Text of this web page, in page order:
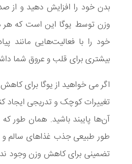
بدن خود را افزایش دهید و از
خود را با فعالیت‌هایی مانند
بیشتری برای قلب و عروق شما
اگر می خواهید از یوگا برای
تغییرات کوچک و تدریجی ایجاد
آن‌ها پایبند باشید. همان طور
طور طبیعی جذب غذاهای سالم و
تضمینی برای کاهش وزن وجود